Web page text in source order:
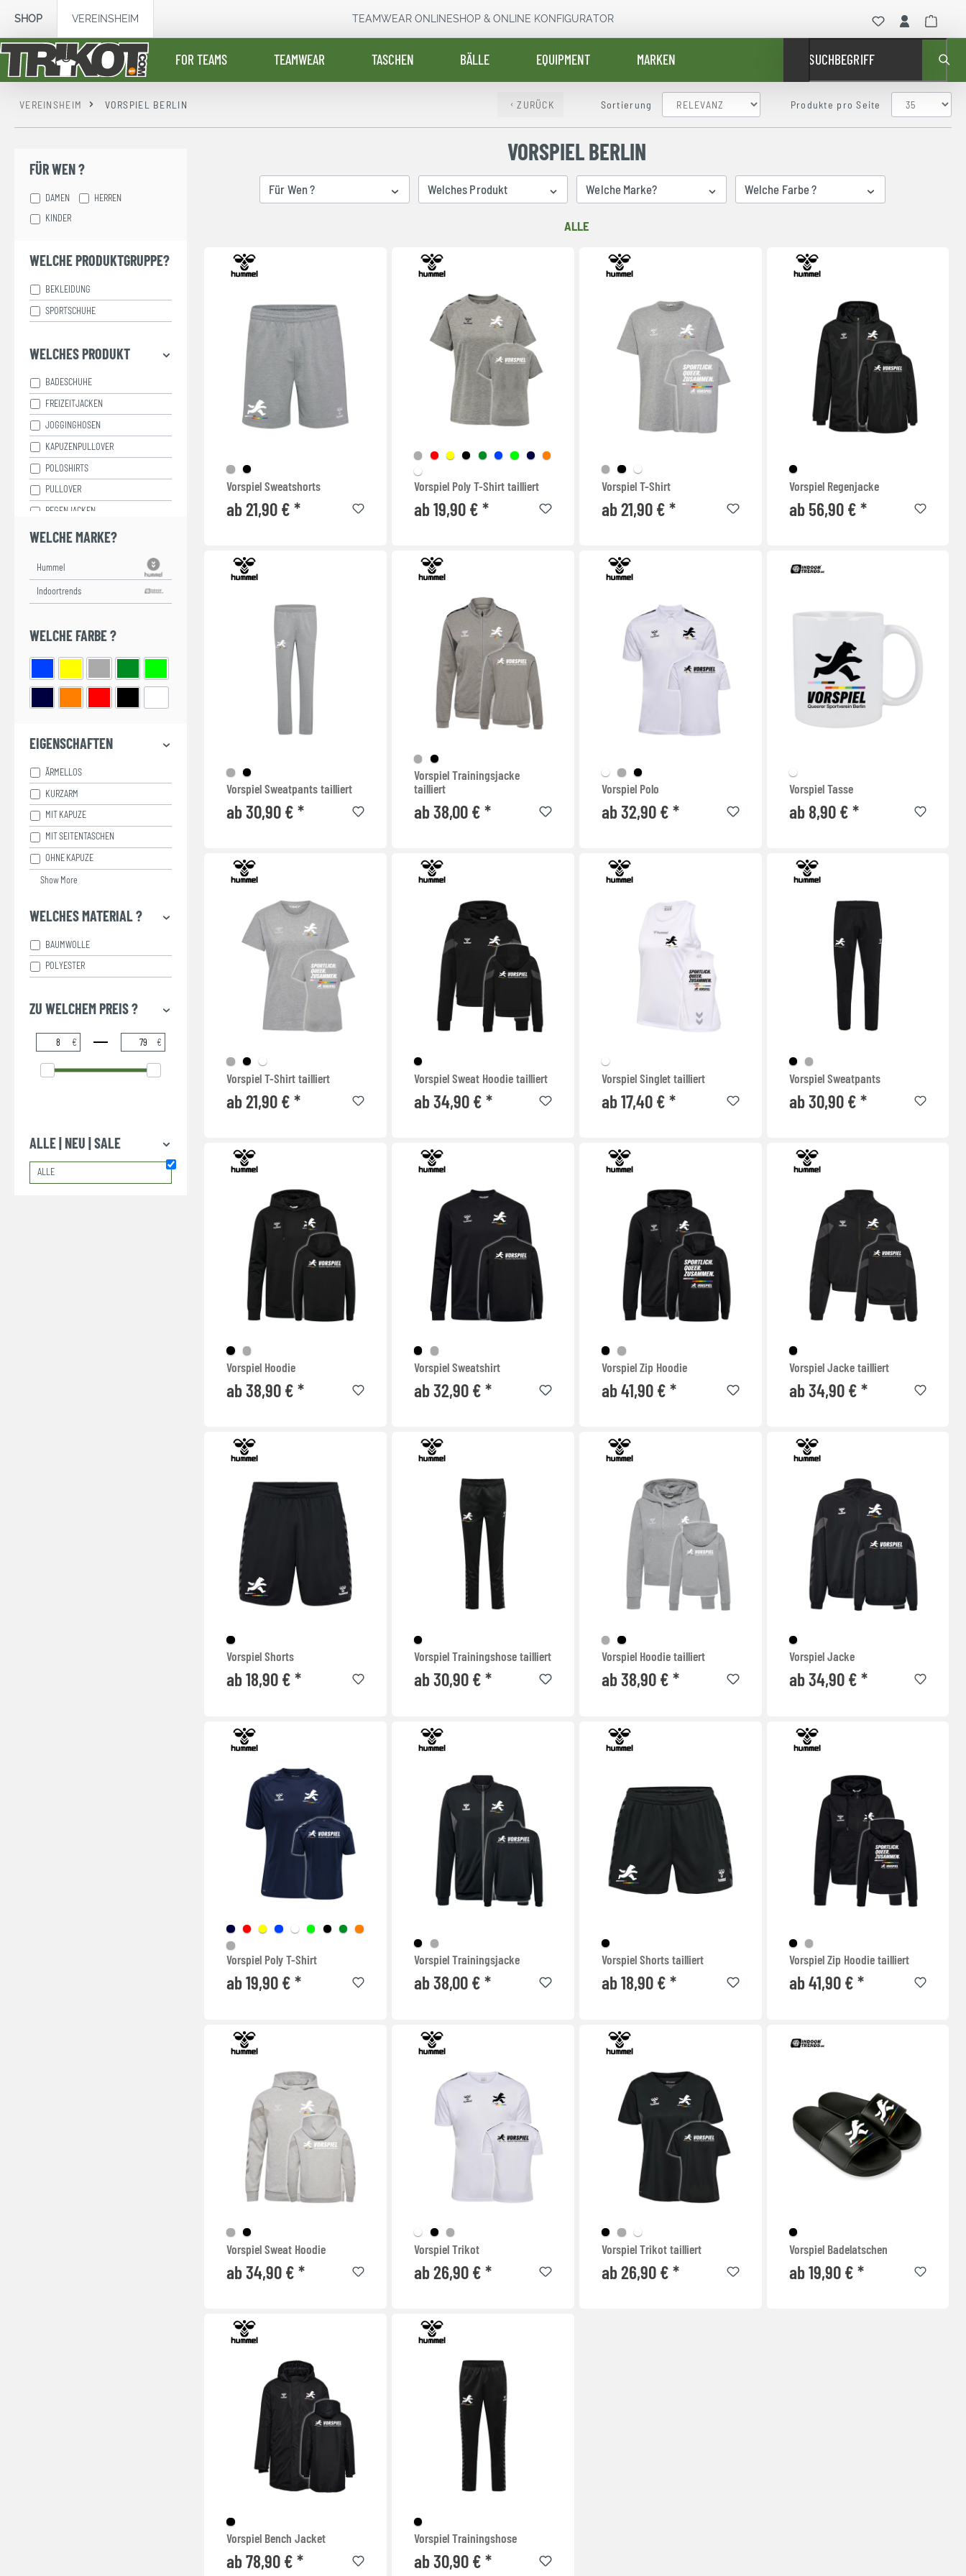
Zur Hauptnavigation springen
SHOP VEREINSHEIM TEAMWEAR ONLINESHOP & ONLINE KONFIGURATOR
FOR TEAMS TEAMWEAR TASCHEN BÄLLE EQUIPMENT MARKEN SUCHBEGRIFF
ZURÜCK
VEREINSHEIM VORSPIEL BERLIN Sortierung Produkte pro Seite
FÜR WEN ?
DAMEN HERREN
KINDER
WELCHE PRODUKTGRUPPE?
BEKLEIDUNG
SPORTSCHUHE
WELCHES PRODUKT
BADESCHUHE
FREIZEITJACKEN
JOGGINGHOSEN
KAPUZENPULLOVER
POLOSHIRTS
PULLOVER
REGENJACKEN
SPORT SHORTS
T-SHIRTS
TASSEN
TRAININGSHOSEN
TRAININGSJACKEN
WELCHE MARKE?
WELCHE FARBE ?
EIGENSCHAFTEN
ÄRMELLOS
KURZARM
MIT KAPUZE
MIT SEITENTASCHEN
OHNE KAPUZE
Show More
WELCHES MATERIAL ?
BAUMWOLLE
POLYESTER
ZU WELCHEM PREIS ?
€ €
ALLE | NEU | SALE
ALLE
VORSPIEL BERLIN
Für Wen ? Welches Produkt Welche Marke? Welche Farbe ?
ALLE
Vorspiel Sweatshorts
ab 21,90 € *
Vorspiel Poly T-Shirt tailliert
ab 19,90 € *
Vorspiel T-Shirt
ab 21,90 € *
Vorspiel Regenjacke
ab 56,90 € *
Vorspiel Sweatpants tailliert
ab 30,90 € *
Vorspiel Trainingsjacke
tailliert
ab 38,00 € *
Vorspiel Polo
ab 32,90 € *
Vorspiel Tasse
ab 8,90 € *
Vorspiel T-Shirt tailliert
ab 21,90 € *
Vorspiel Sweat Hoodie tailliert
ab 34,90 € *
Vorspiel Singlet tailliert
ab 17,40 € *
Vorspiel Sweatpants
ab 30,90 € *
Vorspiel Hoodie
ab 38,90 € *
Vorspiel Sweatshirt
ab 32,90 € *
Vorspiel Zip Hoodie
ab 41,90 € *
Vorspiel Jacke tailliert
ab 34,90 € *
Vorspiel Shorts
ab 18,90 € *
Vorspiel Trainingshose tailliert
ab 30,90 € *
Vorspiel Hoodie tailliert
ab 38,90 € *
Vorspiel Jacke
ab 34,90 € *
Vorspiel Poly T-Shirt
ab 19,90 € *
Vorspiel Trainingsjacke
ab 38,00 € *
Vorspiel Shorts tailliert
ab 18,90 € *
Vorspiel Zip Hoodie tailliert
ab 41,90 € *
Vorspiel Sweat Hoodie
ab 34,90 € *
Vorspiel Trikot
ab 26,90 € *
Vorspiel Trikot tailliert
ab 26,90 € *
Vorspiel Badelatschen
ab 19,90 € *
Vorspiel Bench Jacket
ab 78,90 € *
Vorspiel Trainingshose
ab 30,90 € *